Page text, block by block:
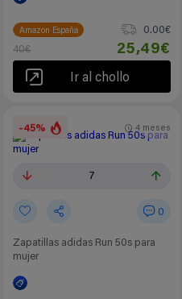
Amazon España
0.00€
40€
25,49€
Ir al chollo
-45%
7
0
Zapatillas adidas Run 50s para
mujer
4 meses